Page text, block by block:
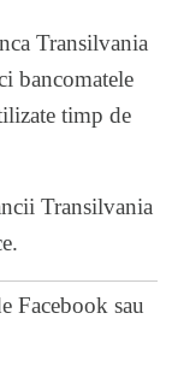
Transilvania
bancomatele
timp de
Transilvania
Facebook sau